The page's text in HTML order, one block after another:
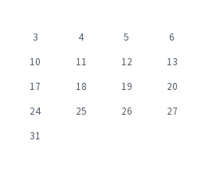
3
4 5 6
10
11 12 13
17
18 19 20
24
25 26 27
31